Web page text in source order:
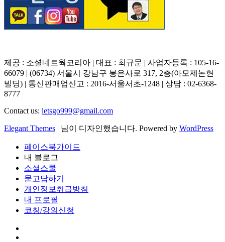
제공 : 소셜네트웍코리아 | 대표 : 최규문 | 사업자등록 : 105-16-
66079 | (06734) 서울시 강남구 봉은사로 317, 2층(아모제논현
빌딩) | 통신판매업신고 : 2016-서울서초-1248 | 상담 : 02-6368-
8777
Contact us: letsgo999@gmail.com
Elegant Themes | 님이 디자인했습니다. Powered by WordPress
페이스북가이드
내 블로그
소셜스쿨
묻고답하기
개인정보취급방침
내 프로필
코칭/강의신청